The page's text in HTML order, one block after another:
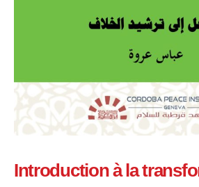
Introduction à la